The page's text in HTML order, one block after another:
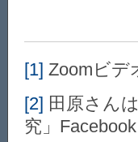
[1] Zoomビ
[2] 田原さん
究」